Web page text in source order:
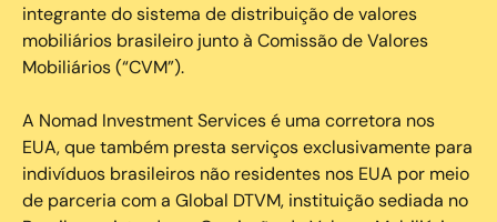
integrante do sistema de distribuição de valores
mobiliários brasileiro junto à Comissão de Valores
Mobiliários (“CVM”).
‍A Nomad Investment Services é uma corretora nos
EUA, que também presta serviços exclusivamente para
indivíduos brasileiros não residentes nos EUA por meio
de parceria com a Global DTVM, instituição sediada no